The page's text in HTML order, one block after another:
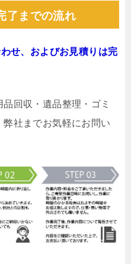
了までの流れ
せ、およびお見積りは完
回収・遺品整理・ゴミ
社までお気軽にお問い